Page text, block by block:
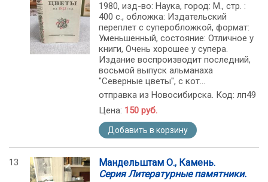
1980, изд-во: Наука, город: М., стр. :
400 с., обложка: Издательский
переплет с суперобложкой, формат:
Уменьшенный, состояние: Отличное у
книги, Очень хорошее у супера.
Издание воспроизводит последний,
восьмой выпуск альманаха
"Северные цветы", с кот...
отправка из Новосибирска. Код: лп49
Цена: 150 руб.
Добавить в корзину
13
Мандельштам О., Камень.
Серия Литературные памятники.